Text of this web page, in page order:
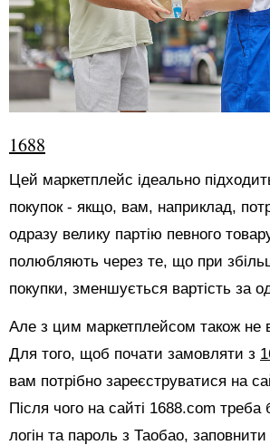
1688
Цей маркетплейс ідеально
покупок - якщо, вам, наприклад,
одразу велику партію певного
полюбляють через те, що при
покупки, зменшується вартість за
Але з цим маркетплейсом також не
Для того, щоб почати замовляти з
вам потрібно зареєструватися на
Після чого на сайті 1688.com треба
логін та пароль з Таобао, заповнити